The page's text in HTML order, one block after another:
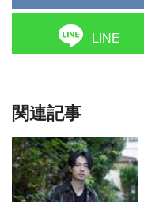
LINE
関連記事